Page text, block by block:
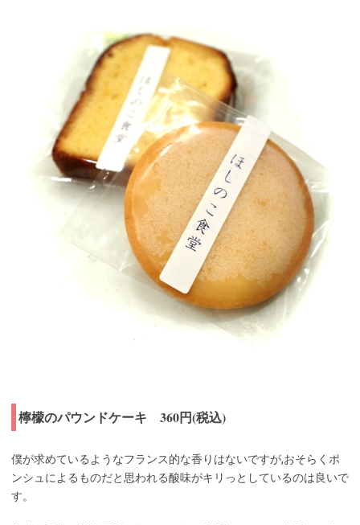
檸檬のパウンドケーキ 360円(税込)
僕が求めているようなフランス的な香りはないですが,おそらくポ
ンシュによるものだと思われる酸味がキリっとしているのは良いで
す。